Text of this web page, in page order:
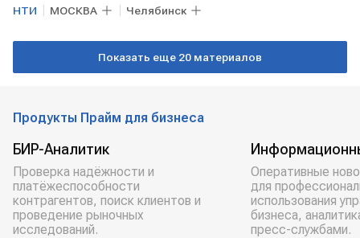
НТИ МОСКВА Челябинск
Показать еще 20 материалов
Продукты Прайм для бизнеса
БИР-Аналитик
Проверка надёжности и
платёжеспособности
контрагентов, поиск клиентов и
проведение рыночных
исследований.
Оперативные
для
использования
бизнеса,
пресс-службами.